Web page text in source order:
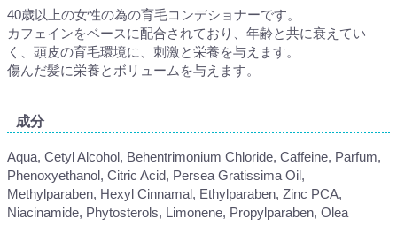
40歳以上の女性の為の育毛コンデショナーです。
カフェインをベースに配合されており、年齢と共に衰えてい
く、頭皮の育毛環境に、刺激と栄養を与えます。
傷んだ髪に栄養とボリュームを与えます。
成分
Aqua, Cetyl Alcohol, Behentrimonium Chloride, Caffeine, Parfum,
Phenoxyethanol, Citric Acid, Persea Gratissima Oil,
Methylparaben, Hexyl Cinnamal, Ethylparaben, Zinc PCA,
Niacinamide, Phytosterols, Limonene, Propylparaben, Olea